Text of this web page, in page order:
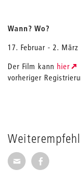
Seite per E-
Seite
Wann? Wo?
17. Februar - 2. März
Der Film kann hier
vorheriger